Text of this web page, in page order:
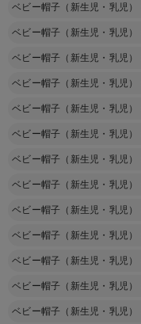
ベビー帽子（新生児・乳児）
ベビー帽子（新生児・乳児）
ベビー帽子（新生児・乳児）
ベビー帽子（新生児・乳児）
ベビー帽子（新生児・乳児）
ベビー帽子（新生児・乳児）
ベビー帽子（新生児・乳児）
ベビー帽子（新生児・乳児）
ベビー帽子（新生児・乳児）
ベビー帽子（新生児・乳児）
ベビー帽子（新生児・乳児）
ベビー帽子（新生児・乳児）
ベビー帽子（新生児・乳児）